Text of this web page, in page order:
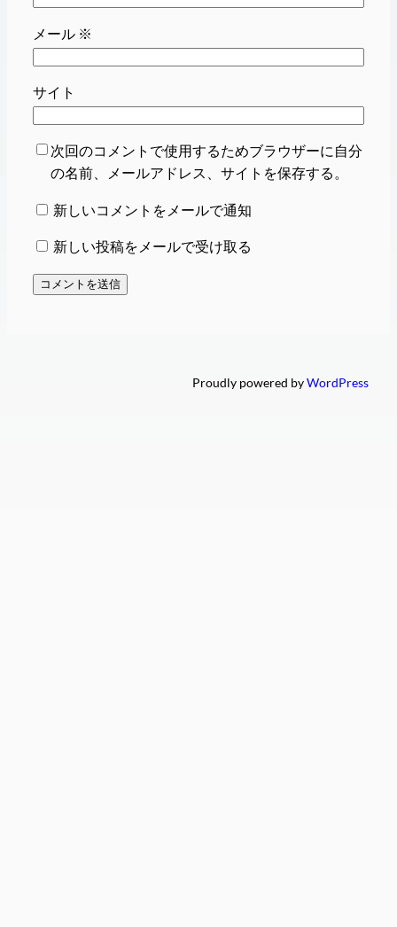
メール ※
サイト
次回のコメントで使用するためブラウザーに自分
の名前、メールアドレス、サイトを保存する。
新しいコメントをメールで通知
新しい投稿をメールで受け取る
Proudly powered byWordPress